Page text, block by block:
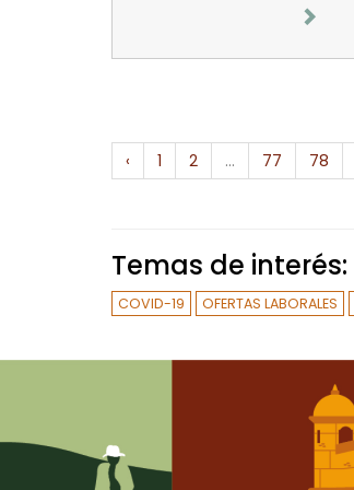
‹ 1 2 ... 77 78
Temas de interés:
COVID-19 OFERTAS LABORALES